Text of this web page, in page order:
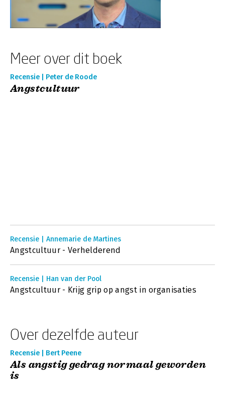
Meer over dit boek
Recensie | Peter de Roode
Angstcultuur
Recensie | Annemarie de Martines
Angstcultuur - Verhelderend
Recensie | Han van der Pool
Angstcultuur - Krijg grip op angst in organisaties
Over dezelfde auteur
Recensie | Bert Peene
Als angstig gedrag normaal geworden
is